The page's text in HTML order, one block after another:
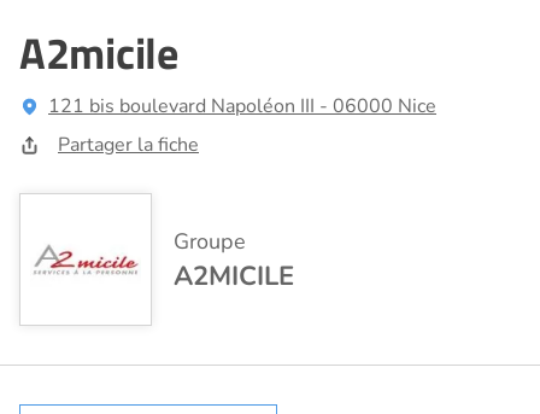
A2micile
121 bis boulevard Napoléon III - 06000 Nice
Partager la fiche
Groupe
A2MICILE